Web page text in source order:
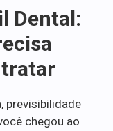
Dental:
previsibilidade
chegou ao